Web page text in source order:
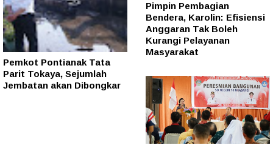
Pemkot Pontianak Tata
Parit Tokaya, Sejumlah
Jembatan akan Dibongkar
Pimpin Pembagian
Bendera, Karolin: Efisiensi
Anggaran Tak Boleh
Kurangi Pelayanan
Masyarakat